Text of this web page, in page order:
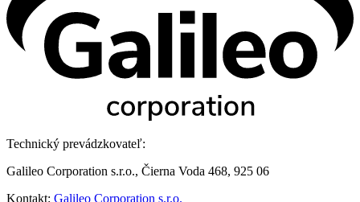
Technický prevádzkovateľ:
Galileo Corporation s.r.o., Čierna Voda 468, 925 06
Kontakt: Galileo Corporation s.r.o.